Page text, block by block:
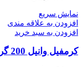
نمایش سریع
افزودن به علاقه مندی
افزودن به سبد خرید
کرمفیل وانیل 200 گرم